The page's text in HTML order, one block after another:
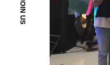
JOIN US